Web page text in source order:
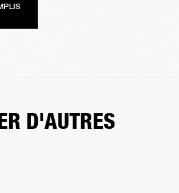
D'AUTRES